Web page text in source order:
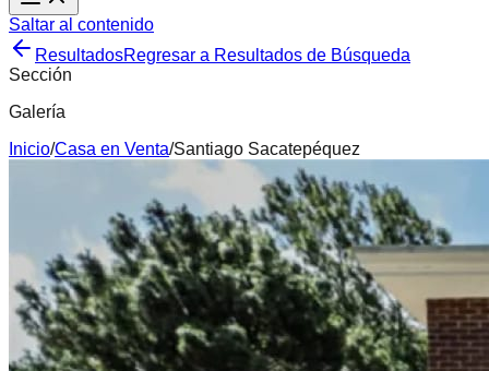
Saltar al contenido
ResultadosRegresar a Resultados de Búsqueda
Sección
Galería
Inicio/Casa en Venta/Santiago Sacatepéquez